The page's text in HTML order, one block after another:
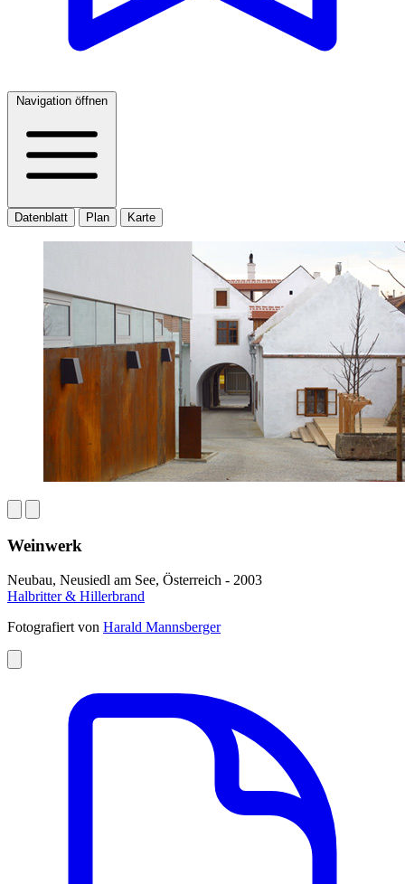
Navigation öffnen
Datenblatt Plan Karte
Weinwerk
Neubau, Neusiedl am See, Österreich - 2003
Halbritter & Hillerbrand
Fotografiert von Harald Mannsberger